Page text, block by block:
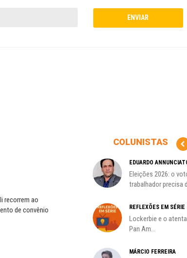
recorrem ao
de convênio
COLUNISTAS
A geopolítica nas eleições de
EDUARDO
Eleições 2026: o
trabalhador precisa
REFLEXÕES EM SÉRIE
Lockerbie e o
Pan Am...
MÁRCIO FERREIRA